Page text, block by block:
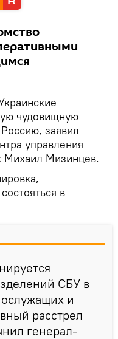
чудовищную
заявил
управления
Михаил Мизинцев.
в
СБУ в
и
расстрел
генерал-